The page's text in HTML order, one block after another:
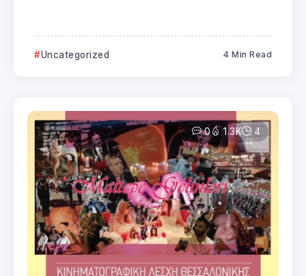
Uncategorized 4 Min Read
0 1.3K 4